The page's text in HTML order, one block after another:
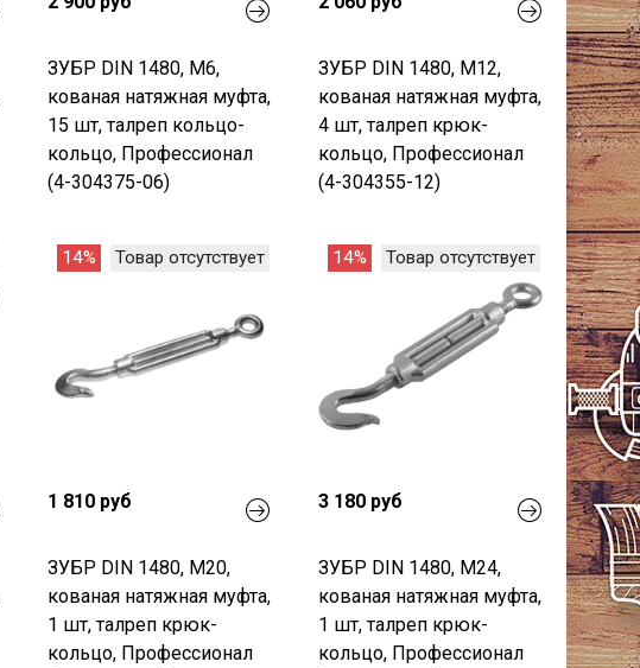
ЗУБР DIN 1480, М6,
кованая натяжная муфта,
15 шт, талреп кольцо-
кольцо, Профессионал
(4-304375-06)
ЗУБР DIN 1480, М12,
кованая натяжная муфта,
4 шт, талреп крюк-
кольцо, Профессионал
(4-304355-12)
14% Товар отсутствует
1 810 руб
ЗУБР DIN 1480, М20,
кованая натяжная муфта,
1 шт, талреп крюк-
кольцо, Профессионал
14% Товар отсутствует
3 180 руб
ЗУБР DIN 1480, М24,
кованая натяжная муфта,
1 шт, талреп крюк-
кольцо, Профессионал